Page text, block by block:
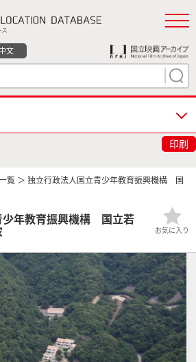
中文
印刷
覧 ＞ 独立行政法人国立青少年教育振興機構 国
少年教育振興機構 国立若
お気に入り